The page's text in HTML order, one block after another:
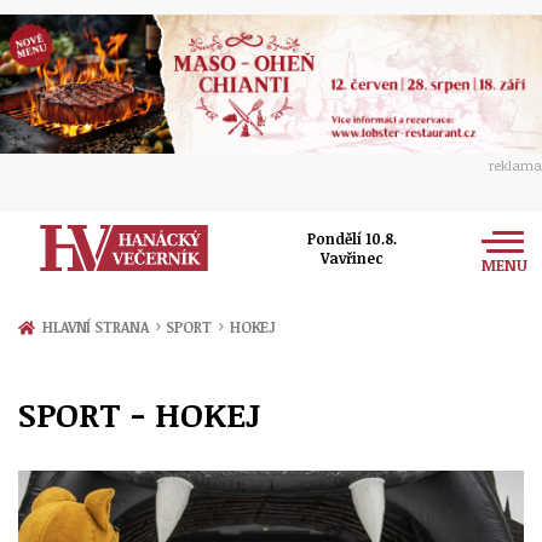
reklama
Pondělí 10.8.
Vavřinec
MENU
Zprávy
Přerov
Politika
Ekonomika
Kultura
Hudba
Společnost
Ženy
Sport
HLAVNÍ STRANA › SPORT › HOKEJ
SPORT - HOKEJ